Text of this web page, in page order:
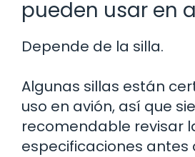
pueden usar en
Depende de la silla.
Algunas sillas están
uso en avión, así que
recomendable revisar
especificaciones antes